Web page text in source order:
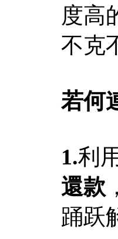
度高
不克
若何
1.利
還款
踊跃